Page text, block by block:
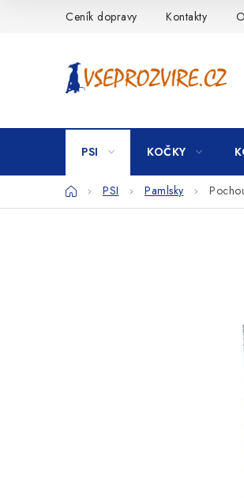
Ceník dopravy Kontakty
PSI KOČKY
DomůPSI Pamlsky